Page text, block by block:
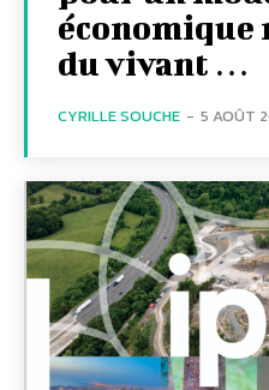
du vivant …
CYRILLE SOUCHE - 5 AOÛT